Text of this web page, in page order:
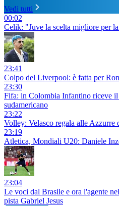
Vedi tutti
00:02
Celik: "Juve la scelta migliore per
23:41
Colpo del Liverpool: è fatta per
23:30
Fifa: in Colombia Infantino riceve il
sudamericano
23:22
Volley: Velasco regala alle Azzurre
23:19
Atletica, Mondiali U20: Daniele
23:04
Le voci dal Brasile e ora l'agente
pista Gabriel Jesus